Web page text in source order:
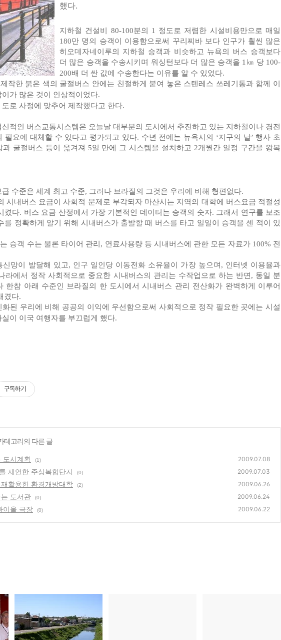
했다.
지하철 건설비 80-100분의 1 정도로 저렴한 시설비용만으로 매일
180만 명의 승객이 이용함으로써 꾸리찌바 보다 인구가 훨씬 많은
히오데자네이루의 지하철 승객과 비슷하고 뉴욕의 버스 승객보다
더 많은 승객을 수송시키며 워싱턴보다 더 많은 승객을 1㎞ 당 100-
200배 더 싼 값에 수송한다는 이유를 알 수 있었다.
작한 붉은 색의 굴절버스 안에는 친절하게 붙여 놓은 스텐레스 쓰레기통과 함께 이
가 많은 것이 인상적이었다.
로 사정에 맞추어 제작했다고 한다.
적인 버스교통시스템은 오늘날 대부분의 도시에서 추진하고 있는 지하철이나 경전
필요에 대체할 수 있다고 평가되고 있다. 수년 전에는 뉴욕시의 ‘지구의 날’ 행사 초
과 굴절버스 등이 옮겨져 5일 만에 그 시스템을 설치하고 2개월간 일정 구간을 왕복
수준은 세계 최고 수준, 그러나 브라질의 그것은 우리에 비해 형편없다.
시내버스 요금이 사회적 문제로 부각되자 마산시는 지역의 대학에 버스요금 적절성
켰다. 버스 요금 산정에서 가장 기본적인 데이터는 승객의 숫자. 그래서 연구를 보조
를 정확하게 알기 위해 시내버스가 출발할 때 버스를 타고 일일이 승객을 센 적이 있
승객 수는 물론 타이어 관리, 연료사용량 등 시내버스에 관한 모든 자료가 100% 전
신망이 발달해 있고, 인구 일인당 이동전화 소유율이 가장 높으며, 인터넷 이용율과
라에서 정작 사회적으로 중요한 시내버스의 관리는 수작업으로 하는 반면, 동일 분
한참 아래 수준인 브라질의 한 도시에서 시내버스 관리 전산화가 완벽하게 이루어
겼다.
된 우리에 비해 공공의 이익에 우선함으로써 사회적으로 정작 필요한 곳에는 시설
이 이국 여행자를 부끄럽게 했다.
구독하기
테고리의 다른 글
도시계획 (1) 2009.07.08
재연한 주상복합단지 (0) 2009.07.03
활용한 환경개방대학 (2) 2009.06.26
도서관 (0) 2009.06.24
이올 극장 (0) 2009.06.22